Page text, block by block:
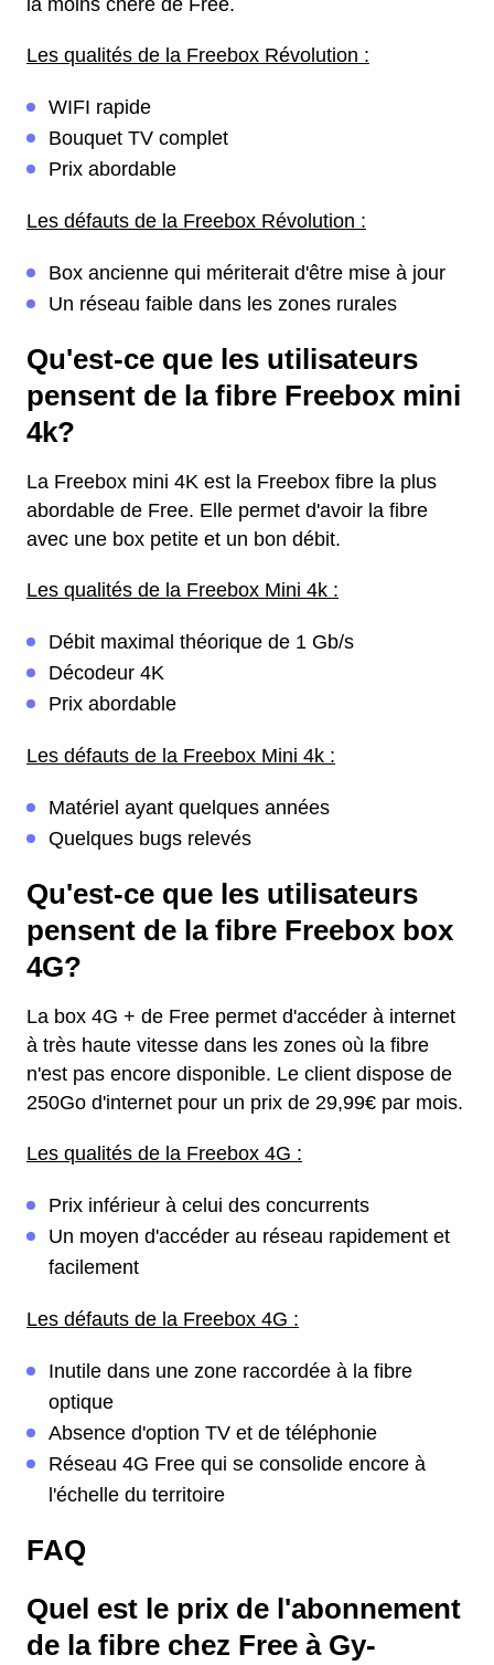
la moins chère de Free.
Les qualités de la Freebox Révolution :
WIFI rapide
Bouquet TV complet
Prix abordable
Les défauts de la Freebox Révolution :
Box ancienne qui mériterait d'être mise à jour
Un réseau faible dans les zones rurales
Qu'est-ce que les utilisateurs
pensent de la fibre Freebox mini
4k?
La Freebox mini 4K est la Freebox fibre la plus
abordable de Free. Elle permet d'avoir la fibre
avec une box petite et un bon débit.
Les qualités de la Freebox Mini 4k :
Débit maximal théorique de 1 Gb/s
Décodeur 4K
Prix abordable
Les défauts de la Freebox Mini 4k :
Matériel ayant quelques années
Quelques bugs relevés
Qu'est-ce que les utilisateurs
pensent de la fibre Freebox box
4G?
La box 4G + de Free permet d'accéder à internet
à très haute vitesse dans les zones où la fibre
n'est pas encore disponible. Le client dispose de
250Go d'internet pour un prix de 29,99€ par mois.
Les qualités de la Freebox 4G :
Prix inférieur à celui des concurrents
Un moyen d'accéder au réseau rapidement et
facilement
Les défauts de la Freebox 4G :
Inutile dans une zone raccordée à la fibre
optique
Absence d'option TV et de téléphonie
Réseau 4G Free qui se consolide encore à
l'échelle du territoire
FAQ
Quel est le prix de l'abonnement
de la fibre chez Free à Gy-